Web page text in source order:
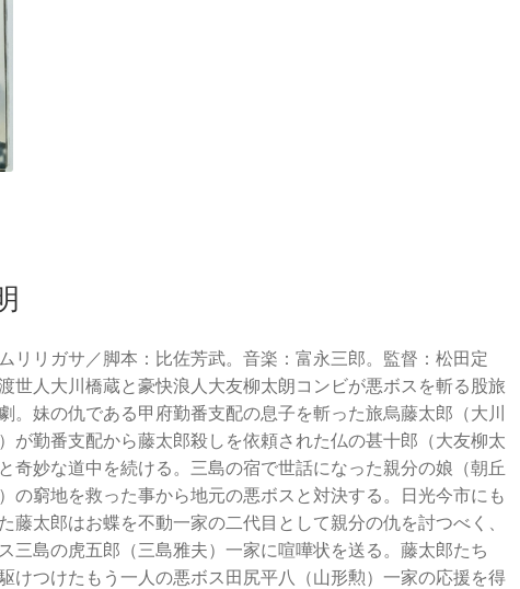
リリガサ／脚本：比佐芳武。音楽：富永三郎。監督：松田定
世人大川橋蔵と豪快浪人大友柳太朗コンビが悪ボスを斬る股旅
。妹の仇である甲府勤番支配の息子を斬った旅烏藤太郎（大川
が勤番支配から藤太郎殺しを依頼された仏の甚十郎（大友柳太
奇妙な道中を続ける。三島の宿で世話になった親分の娘（朝丘
の窮地を救った事から地元の悪ボスと対決する。日光今市にも
藤太郎はお蝶を不動一家の二代目として親分の仇を討つべく、
三島の虎五郎（三島雅夫）一家に喧嘩状を送る。藤太郎たち
けつけたもう一人の悪ボス田尻平八（山形勲）一家の応援を得